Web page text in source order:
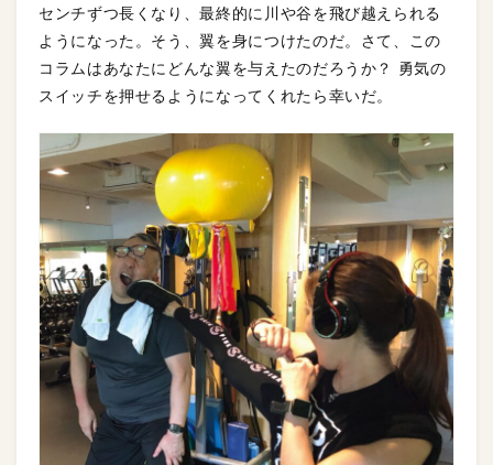
センチずつ長くなり、最終的に川や谷を飛び越えられる
ようになった。そう、翼を身につけたのだ。さて、この
コラムはあなたにどんな翼を与えたのだろうか？ 勇気の
スイッチを押せるようになってくれたら幸いだ。